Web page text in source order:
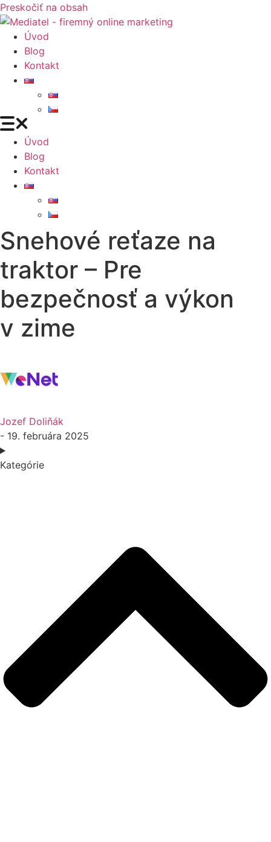
Preskočiť na obsah
Úvod
Blog
Kontakt
Úvod
Blog
Kontakt
Snehové reťaze na
traktor – Pre
bezpečnosť a výkon
v zime
Jozef Doliňák
- 19. februára 2025
Kategórie